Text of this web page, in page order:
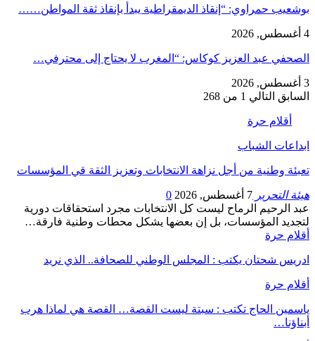
بوشعيب حمراوي: “إنقاذ الديمقراطية يبدأ بإنقاذ ثقة المواطن……
4 أغسطس, 2026
الصحفي عبد العزيز كوكاس: “المغرب لا يحتاج إلى محترفي…
3 أغسطس, 2026
السابق التالي 1 من 268
أقلام حرة
ابداعات الشباب
تعبئة وطنية من أجل نزاهة الانتخابات وتعزيز الثقة قي المؤسسات
هيئة التحرير 7 أغسطس, 2026
0
عبد الرحيم الرماح ليست كل الانتخابات مجرد استحقاقات دورية
لتجديد المؤسسات، بل إن بعضها يشكل محطات وطنية فارقة…
أقلام حرة
ادريس شحتان يكتب : المجلس الوطني للصحافة.. الذي نريد
أقلام حرة
ياسمين الحاج تكتب : سبتة ليست القصة… القصة هي لماذا هرب
أبناؤنا…